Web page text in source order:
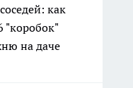
как
"коробок"
на даче